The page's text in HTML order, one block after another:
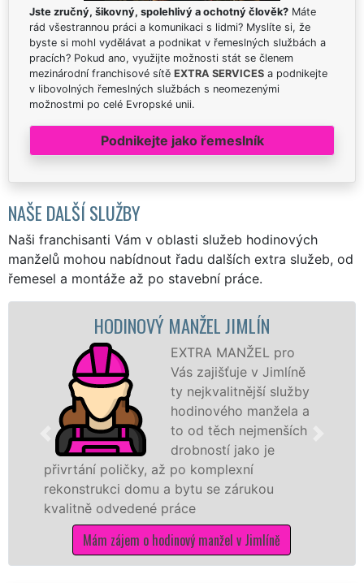
Jste zručný, šikovný, spolehlivý a ochotný člověk? Máte
rád všestrannou práci a komunikaci s lidmi? Myslíte si, že
byste si mohl vydělávat a podnikat v řemeslných službách a
pracích? Pokud ano, využijte možnosti stát se členem
mezinárodní franchisové sítě EXTRA SERVICES a podnikejte
v libovolných řemeslných službách s neomezenými
možnostmi po celé Evropské unii.
Podnikejte jako řemeslník
NAŠE DALŠÍ SLUŽBY
Naši franchisanti Vám v oblasti služeb hodinových
manželů mohou nabídnout řadu dalších extra služeb, od
řemesel a montáže až po stavební práce.
HODINOVÝ MANŽEL JIMLÍN
EXTRA MANŽEL pro
Vás zajišťuje v Jimlíně
ty nejkvalitnější služby
hodinového manžela a
to od těch nejmenších
drobností jako je
přivrtání poličky, až po komplexní
rekonstrukci domu a bytu se zárukou
kvalitně odvedené práce
Mám zájem o hodinový manžel v Jimlíně